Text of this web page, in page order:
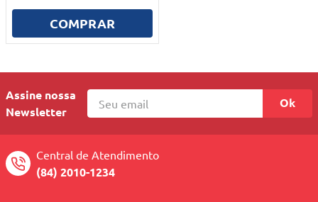
COMPRAR
Assine nossa
Newsletter
Ok
Central de Atendimento
(84) 2010-1234